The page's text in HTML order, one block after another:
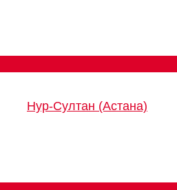
Нур-Султан (Астана)